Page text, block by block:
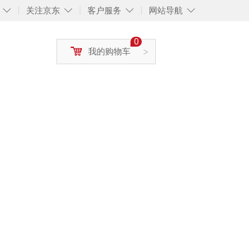
◇ ◇
关注京东 ◇
客户服务 ◇
网站导航
>
0
我的购物车